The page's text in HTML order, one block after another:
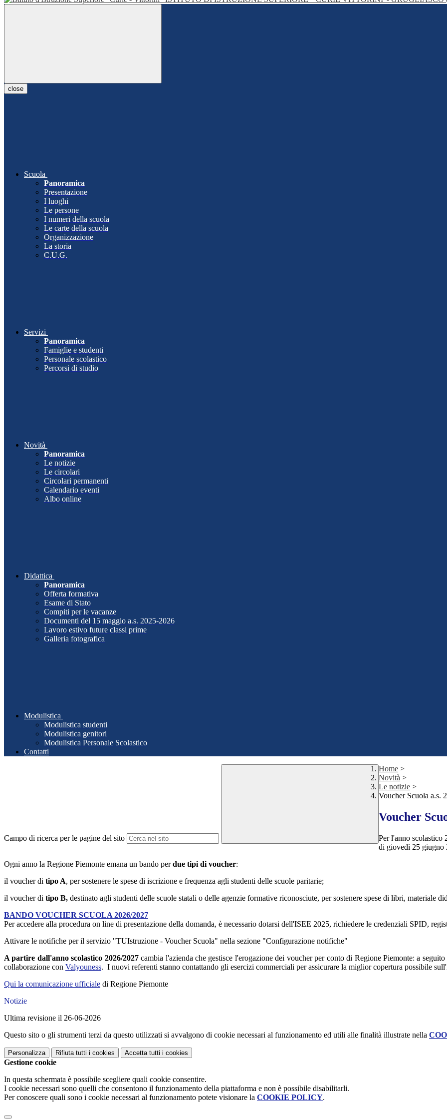
close
Scuola
Panoramica
Presentazione
I luoghi
Le persone
I numeri della scuola
Le carte della scuola
Organizzazione
La storia
C.U.G.
Servizi
Panoramica
Famiglie e studenti
Personale scolastico
Percorsi di studio
Novità
Panoramica
Le notizie
Le circolari
Circolari permanenti
Calendario eventi
Albo online
Didattica
Panoramica
Offerta formativa
Esame di Stato
Compiti per le vacanze
Documenti del 15 maggio a.s. 2025-2026
Lavoro estivo future classi prime
Galleria fotografica
Modulistica
Modulistica studenti
Modulistica genitori
Modulistica Personale Scolastico
Contatti
Campo di ricerca per le pagine del sito
Home >
Novità >
Le notizie >
Voucher Scuola a.s.
Voucher
Per l'anno scolastico
di giovedì 25 giugno
Ogni anno la Regione Piemonte emana un bando per due tipi di voucher:
il voucher di tipo A, per sostenere le spese di iscrizione e frequenza agli studenti delle scuole paritarie;
il voucher di tipo B, destinato agli studenti delle scuole statali o delle agenzie formative riconosciute, per sostenere spese di libri, materiale
BANDO VOUCHER SCUOLA 2026/2027
Per accedere alla procedura on line di presentazione della domanda, è necessario dotarsi dell'ISEE 2025, richiedere le credenziali SPID,
Attivare le notifiche per il servizio "TUIstruzione - Voucher Scuola" nella sezione "Configurazione notifiche"
A partire dall'anno scolastico 2026/2027 cambia l'azienda che gestisce l'erogazione dei voucher per conto di Regione Piemonte: a
collaborazione con Valyouness. I nuovi referenti stanno contattando gli esercizi commerciali per assicurare la miglior copertura possibile
Qui la comunicazione ufficiale di Regione Piemonte
Notizie
Ultima revisione il 26-06-2026
Questo sito o gli strumenti terzi da questo utilizzati si avvalgono di cookie necessari al funzionamento ed utili alle finalità illustrate nella
Personalizza Rifiuta tutti i cookies Accetta tutti i cookies
Gestione cookie
In questa schermata è possibile scegliere quali cookie consentire.
I cookie necessari sono quelli che consentono il funzionamento della piattaforma e non è possibile disabilitarli.
Per conoscere quali sono i cookie necessari al funzionamento potete visionare la COOKIE POLICY.